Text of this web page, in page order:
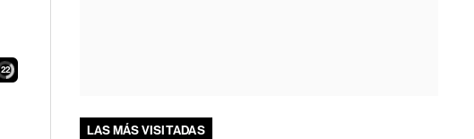
21
LAS MÁS VISITADAS